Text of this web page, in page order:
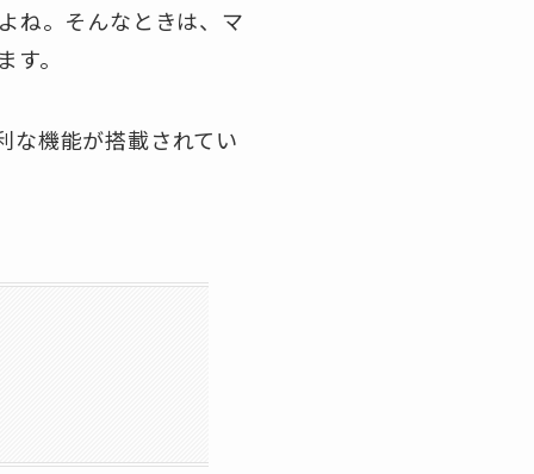
ね。そんなときは、マ
。
な機能が搭載されてい